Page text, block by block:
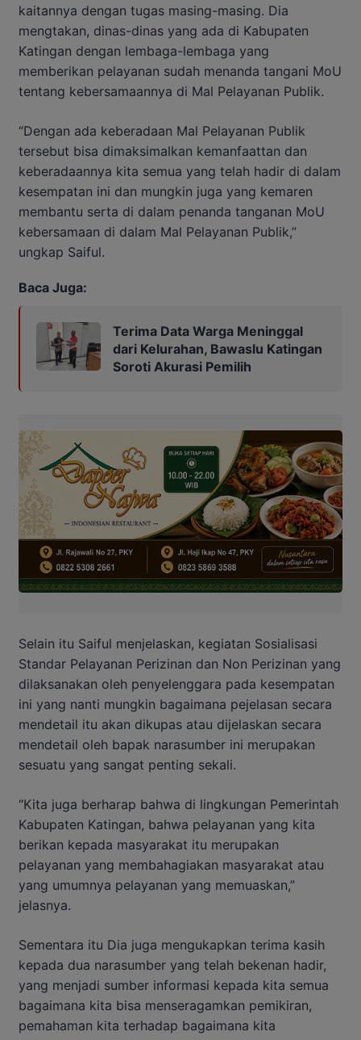
kaitannya dengan tugas masing-masing. Dia
mengtakan, dinas-dinas yang ada di Kabupaten
Katingan dengan lembaga-lembaga yang
memberikan pelayanan sudah menanda tangani MoU
tentang kebersamaannya di Mal Pelayanan Publik.
“Dengan ada keberadaan Mal Pelayanan Publik
tersebut bisa dimaksimalkan kemanfaattan dan
keberadaannya kita semua yang telah hadir di dalam
kesempatan ini dan mungkin juga yang kemaren
membantu serta di dalam penanda tanganan MoU
kebersamaan di dalam Mal Pelayanan Publik,”
ungkap Saiful.
Baca Juga:
Terima Data Warga Meninggal
dari Kelurahan, Bawaslu Katingan
Soroti Akurasi Pemilih
Selain itu Saiful menjelaskan, kegiatan Sosialisasi
Standar Pelayanan Perizinan dan Non Perizinan yang
dilaksanakan oleh penyelenggara pada kesempatan
ini yang nanti mungkin bagaimana pejelasan secara
mendetail itu akan dikupas atau dijelaskan secara
mendetail oleh bapak narasumber ini merupakan
sesuatu yang sangat penting sekali.
“Kita juga berharap bahwa di lingkungan Pemerintah
Kabupaten Katingan, bahwa pelayanan yang kita
berikan kepada masyarakat itu merupakan
pelayanan yang membahagiakan masyarakat atau
yang umumnya pelayanan yang memuaskan,”
jelasnya.
Sementara itu Dia juga mengukapkan terima kasih
kepada dua narasumber yang telah bekenan hadir,
yang menjadi sumber informasi kepada kita semua
bagaimana kita bisa menseragamkan pemikiran,
pemahaman kita terhadap bagaimana kita